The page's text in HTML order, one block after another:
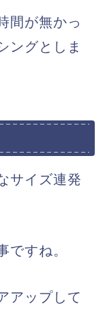
間が無かっ
ングとしま
サイズ連発
ですね。
アップして